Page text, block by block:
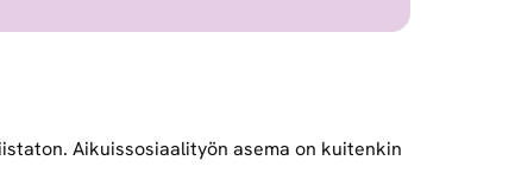
Aikuissosiaalityön asema on kuitenkin